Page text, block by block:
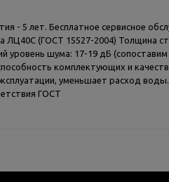
- 5 лет. Бесплатное сервисное
ЛЦ40С (ГОСТ 15527-2004) Толщина
уровень шума: 17-19 дБ
комплектующих и
уменьшает расход
ГОСТ